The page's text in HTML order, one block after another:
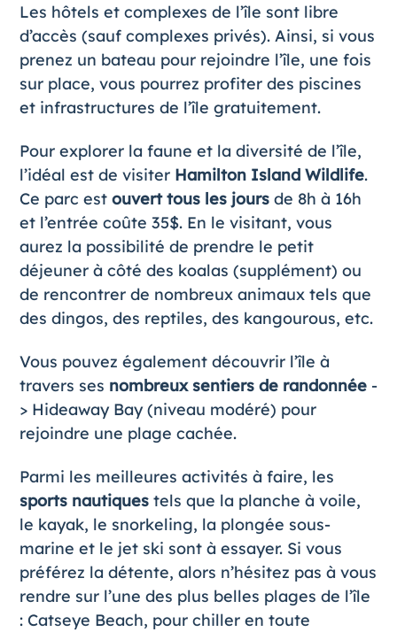
Les hôtels et complexes de l’île sont libre
d’accès (sauf complexes privés). Ainsi, si vous
prenez un bateau pour rejoindre l’île, une fois
sur place, vous pourrez profiter des piscines
et infrastructures de l’île gratuitement.
Pour explorer la faune et la diversité de l’île,
l’idéal est de visiter Hamilton Island Wildlife.
Ce parc est ouvert tous les joursde 8h à 16h
et l’entrée coûte 35$. En le visitant, vous
aurez la possibilité de prendre le petit
déjeuner à côté des koalas (supplément) ou
de rencontrer de nombreux animaux tels que
des dingos, des reptiles, des kangourous, etc.
Vous pouvez également découvrir l’île à
travers ses nombreux sentiers de randonnée-
> Hideaway Bay (niveau modéré) pour
rejoindre une plage cachée.
Parmi les meilleures activités à faire, les
sports nautiquestels que la planche à voile,
le kayak, le snorkeling, la plongée sous-
marine et le jet ski sont à essayer. Si vous
préférez la détente, alors n’hésitez pas à vous
rendre sur l’une des plus belles plages de l’île
: Catseye Beach, pour chiller en toute